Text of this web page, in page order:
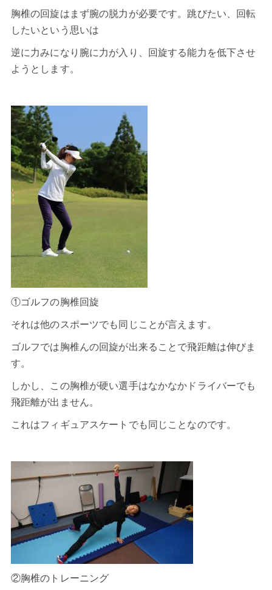
胸椎の回旋はまず腕の脱力が必要です。跳びたい、回転
したいという思いは
逆に力みになり腕に力が入り、回旋する能力を低下させ
ようとします。
①ゴルフの胸椎回旋
それは他のスポーツでも同じことが言えます。
ゴルフでは胸椎んの回旋が出来ることで飛距離は伸びま
す。
しかし、この胸椎が硬い選手はなかなかドライバーでも
飛距離が出ません。
これはフィギュアスケートでも同じことなのです。
②胸椎のトレーニング